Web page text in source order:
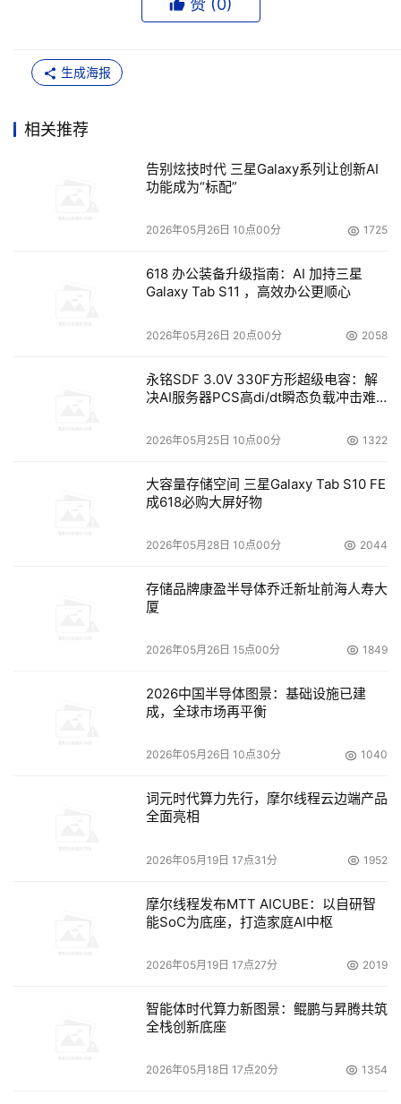
发生的导致运行中断的事故，IT部门应计划在将来某个时间
参与灾难恢复规划的高级主管在减少
2007年调查中，55%的受访者表示，他们的灾难恢复规划
委员会中包括信息总监、技术总监或IT主管。然而，在
2008年的全球调查中，这一比例已降为33%。赛门铁克认
为，这一趋势将会带来问题，特别是考虑到目前尚未包含在
灾难恢复计划中的关键业务应用以及因为虚拟化而需要重新
评估灾备计划的需求增长。事实表明，增加高级主管的参与
将有助于提高灾难恢复计划的成功率。
虚拟化促使企业重新评估灾难恢复计划；需要自动化和跨平
虚拟化是导致全球过半（55%）企业重新评估其灾难恢复计
划的主要原因，而在北美洲这一比例达到64%。在某些情况
下，实现虚拟化是为了进行灾难恢复，由于针对物理环境下
使用的方法在虚拟环境中可能不起作用，所以对部属虚拟环
境中的应用和数据提出了极大挑战。此外，虚拟环境中的本
35%的受访者表示，目前他们的虚拟服务器未包含在灾难恢
题，解决这一难题需要简化和自动化解决方案。在全球范围
境中保护关键业务数据及应用的最大挑战。在物理和虚拟环
境使用不同工具会造成种种问题，包括提高培训成本，降低
运行效率，提高软件成本，员工之间缺乏协作等。仅次于这
受访者表示三分之一的灾难恢复测试不成功
调查数据表明，对多数企业来说，具备灾难恢复计划十分重
受调查的88%的IT专业人员至少针对一种威胁进行了成功概
率和影响评估。2008年，这一比例增加到98%。然而，受
访者表示30%的测试达不到恢复时间标准（RTO）（全球平
根据调查，达不到标准的主要原因包括：人为错误
计划过时（24%）；流程不当（23%）。针对人为错误，企
赞 (0)
生成海报
相关推荐
告别炫技时代 三星Galaxy系列让创新AI
功能成为“标配”
2026年05月26日 10点00分 1725
618 办公装备升级指南：AI 加持三星
Galaxy Tab S11 ，高效办公更顺心
2026年05月26日 20点00分 2058
永铭SDF 3.0V 330F方形超级电容：解
决AI服务器PCS高di/dt瞬态负载冲击难
2026年05月25日 10点00分 1322
大容量存储空间 三星Galaxy Tab S10 FE
成618必购大屏好物
2026年05月28日 10点00分 2044
存储品牌康盈半导体乔迁新址前海人寿大
厦
2026年05月26日 15点00分 1849
2026中国半导体图景：基础设施已建
成，全球市场再平衡
2026年05月26日 10点30分 1040
词元时代算力先行，摩尔线程云边端产品
全面亮相
2026年05月19日 17点31分 1952
摩尔线程发布MTT AICUBE：以自研智
能SoC为底座，打造家庭AI中枢
2026年05月19日 17点27分 2019
智能体时代算力新图景：鲲鹏与昇腾共筑
全栈创新底座
2026年05月18日 17点20分 1354